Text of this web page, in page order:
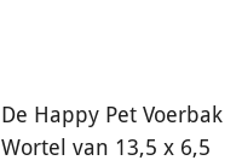
De Happy Pet Voerbak
Wortel van 13,5 x 6,5